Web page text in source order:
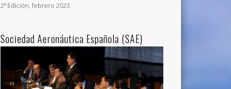
2ª Edición, febrero 2023.
Sociedad Aeronáutica Española (SAE)